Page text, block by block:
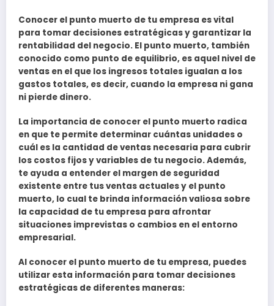
Conocer el punto muerto de tu empresa es vital
para tomar decisiones estratégicas y garantizar la
rentabilidad del negocio. El punto muerto, también
conocido como punto de equilibrio, es aquel nivel de
ventas en el que los ingresos totales igualan a los
gastos totales, es decir, cuando la empresa ni gana
ni pierde dinero.
La importancia de conocer el punto muerto radica
en que te permite determinar cuántas unidades o
cuál es la cantidad de ventas necesaria para cubrir
los costos fijos y variables de tu negocio. Además,
te ayuda a entender el margen de seguridad
existente entre tus ventas actuales y el punto
muerto, lo cual te brinda información valiosa sobre
la capacidad de tu empresa para afrontar
situaciones imprevistas o cambios en el entorno
empresarial.
Al conocer el punto muerto de tu empresa, puedes
utilizar esta información para tomar decisiones
estratégicas de diferentes maneras: